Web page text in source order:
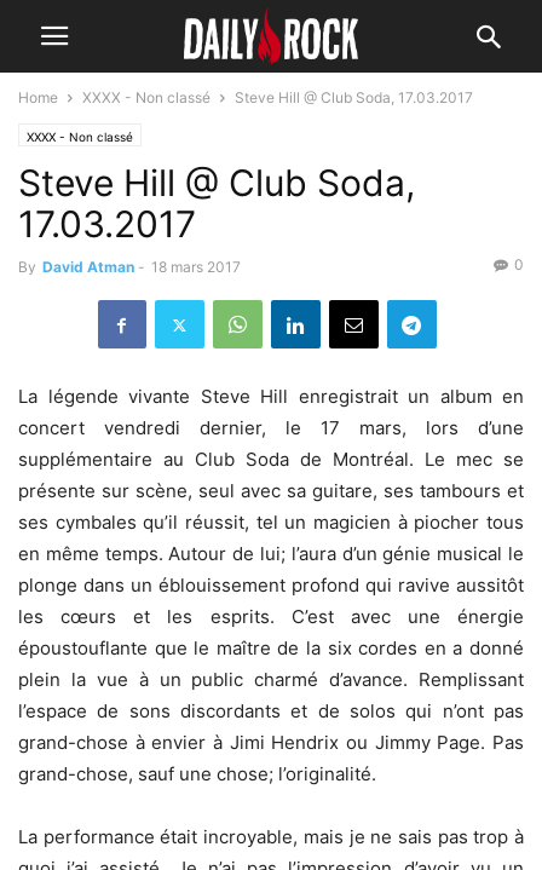
Home XXXX - Non classé Steve Hill @ Club Soda, 17.03.2017
XXXX - Non classé
Steve Hill @ Club Soda,
17.03.2017
By David Atman - 18 mars 2017 0
La légende vivante Steve Hill enregistrait un album en
concert vendredi dernier, le 17 mars, lors d’une
supplémentaire au Club Soda de Montréal. Le mec se
présente sur scène, seul avec sa guitare, ses tambours et
ses cymbales qu’il réussit, tel un magicien à piocher tous
en même temps. Autour de lui; l’aura d’un génie musical le
plonge dans un éblouissement profond qui ravive aussitôt
les cœurs et les esprits. C’est avec une énergie
époustouflante que le maître de la six cordes en a donné
plein la vue à un public charmé d’avance. Remplissant
l’espace de sons discordants et de solos qui n’ont pas
grand-chose à envier à Jimi Hendrix ou Jimmy Page. Pas
grand-chose, sauf une chose; l’originalité.
La performance était incroyable, mais je ne sais pas trop à